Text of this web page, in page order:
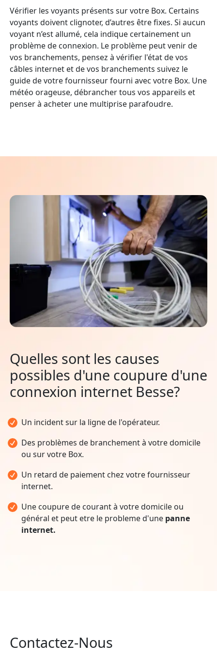
Vérifier les voyants présents sur votre Box. Certains
voyants doivent clignoter, d’autres être fixes. Si aucun
voyant n’est allumé, cela indique certainement un
problème de connexion. Le problème peut venir de
vos branchements, pensez à vérifier l'état de vos
câbles internet et de vos branchements suivez le
guide de votre fournisseur fourni avec votre Box. Une
météo orageuse, débrancher tous vos appareils et
penser à acheter une multiprise parafoudre.
Quelles sont les causes
possibles d'une coupure d'une
connexion internet Besse?
Un incident sur la ligne de l'opérateur.
Des problèmes de branchement à votre domicile
ou sur votre Box.
Un retard de paiement chez votre fournisseur
internet.
Une coupure de courant à votre domicile ou
général et peut etre le probleme d'une panne
internet.
Contactez-Nous